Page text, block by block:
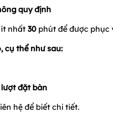
lòng liên hệ để biết chi tiết
Tháng 1 (Ngày 1); Tháng 2 (
6 (